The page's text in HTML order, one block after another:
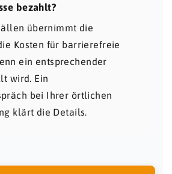
bezahlt?
übernimmt die
Kosten für barrierefreie
ein entsprechender
wird. Ein
bei Ihrer örtlichen
klärt die Details.